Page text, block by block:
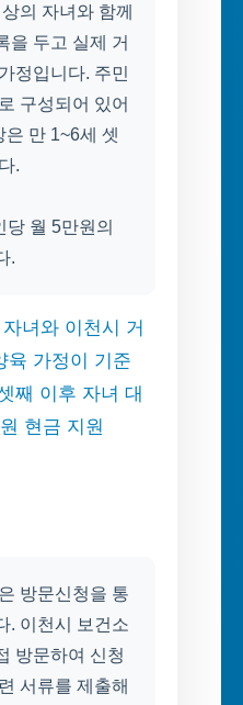
의 자녀와 함께
을 두고 실제 거
정입니다. 주민
구성되어 있어
은 만 1~6세 셋
.
월 5만원의
.
녀와 이천시 거
육 가정이 기준
째 이후 자녀 대
현금 지원
방문신청을 통
. 이천시 보건소
방문하여 신청
서류를 제출해